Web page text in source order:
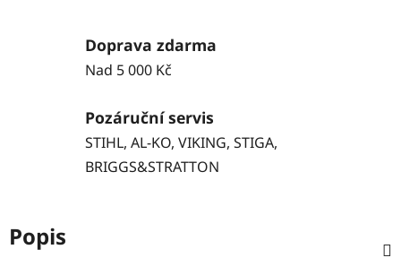
Doprava zdarma
Nad 5 000 Kč
Pozáruční servis
STIHL, AL-KO, VIKING, STIGA,
BRIGGS&STRATTON
Popis